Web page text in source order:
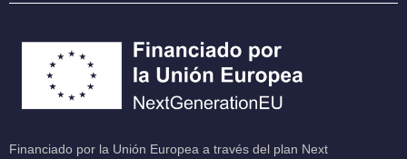
Financiado por la Unión Europea a través del plan Next